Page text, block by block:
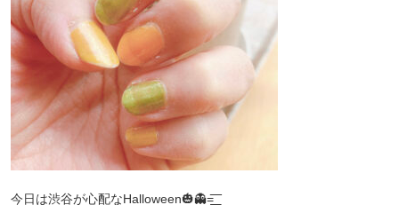
今日は渋谷が心配なHalloween🎃👻=͟͟͞͞